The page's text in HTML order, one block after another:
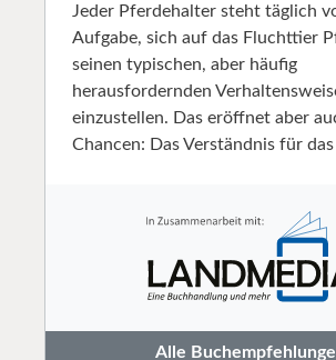
Jeder Pferdehalter steht täglich
Aufgabe, sich auf das Fluchttier
seinen typischen, aber häufig
herausfordernden
einzustellen. Das eröffnet aber
Chancen: Das Verständnis für
Alle